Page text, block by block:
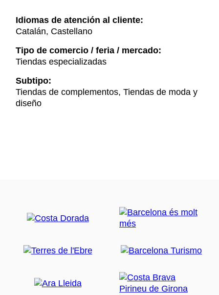
Idiomas de atención al cliente:
Catalán, Castellano
Tipo de comercio / feria / mercado:
Tiendas especializadas
Subtipo:
Tiendas de complementos, Tiendas de moda y
diseño